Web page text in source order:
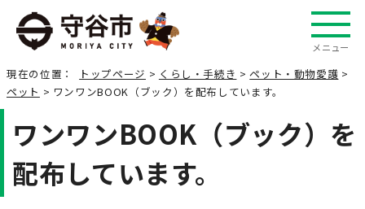
メニュー
現在の位置： トップページ > くらし・手続き >ペット・動物愛護 >
ペット > ワンワンBOOK（ブック）を配布しています。
ワンワンBOOK（ブック）を
配布しています。